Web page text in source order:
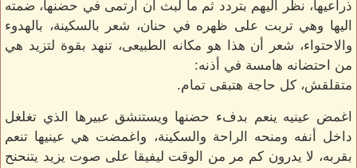
ذراعيها، نظر اليهم بتردد ثم ما لبث ان ارتمى في حضنها، ضمته
اليها وهي تربت على ظهره في حنان، شعر بالسكينة، بالهدوء
والاحتواء، شعر أن هذا هو مكانه الطبيعى، تنهد بقوة لتزيد هي
من احتضانه هامسة في أذنه:
متقلقش، كل حاجة هتبقى تمام.
اغمض عينيه ينعم بدفء حضنها ويستنشق عبيرها الذي تغلغل
داخل أنفه ومنحه الراحة والسكينة، واغمضت هي عينيها تنعم
بقربه، لا يدرون كم مر من الوقت ليفيقا على صوت يزيد يتنحنح